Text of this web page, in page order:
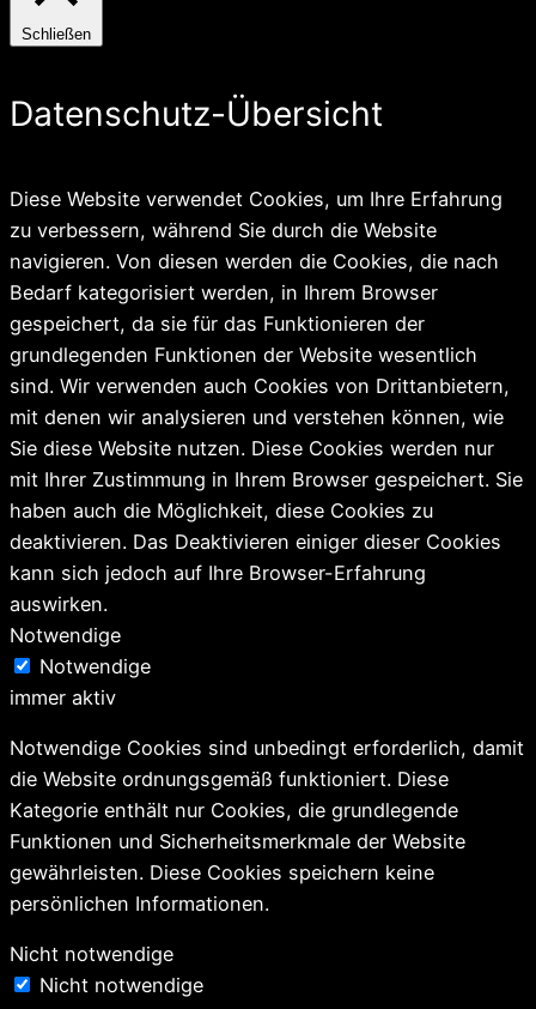
Schließen
Datenschutz-Übersicht
Diese Website verwendet Cookies, um Ihre Erfahrung
zu verbessern, während Sie durch die Website
navigieren. Von diesen werden die Cookies, die nach
Bedarf kategorisiert werden, in Ihrem Browser
gespeichert, da sie für das Funktionieren der
grundlegenden Funktionen der Website wesentlich
sind. Wir verwenden auch Cookies von Drittanbietern,
mit denen wir analysieren und verstehen können, wie
Sie diese Website nutzen. Diese Cookies werden nur
mit Ihrer Zustimmung in Ihrem Browser gespeichert. Sie
haben auch die Möglichkeit, diese Cookies zu
deaktivieren. Das Deaktivieren einiger dieser Cookies
kann sich jedoch auf Ihre Browser-Erfahrung
auswirken.
Notwendige
Notwendige
immer aktiv
Notwendige Cookies sind unbedingt erforderlich, damit
die Website ordnungsgemäß funktioniert. Diese
Kategorie enthält nur Cookies, die grundlegende
Funktionen und Sicherheitsmerkmale der Website
gewährleisten. Diese Cookies speichern keine
persönlichen Informationen.
Nicht notwendige
Nicht notwendige